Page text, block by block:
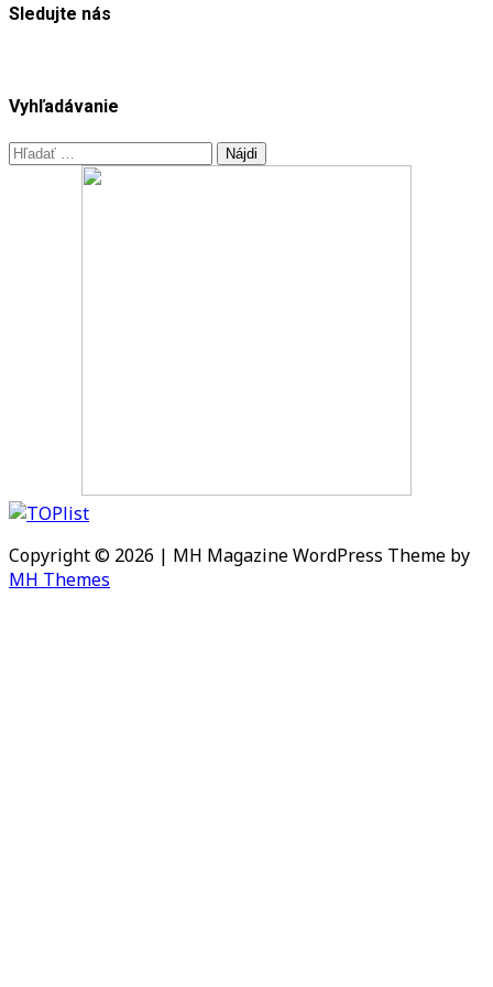
Sledujte nás
Vyhľadávanie
Hľadať:
Copyright © 2026 | MH Magazine WordPress Theme by
MH Themes